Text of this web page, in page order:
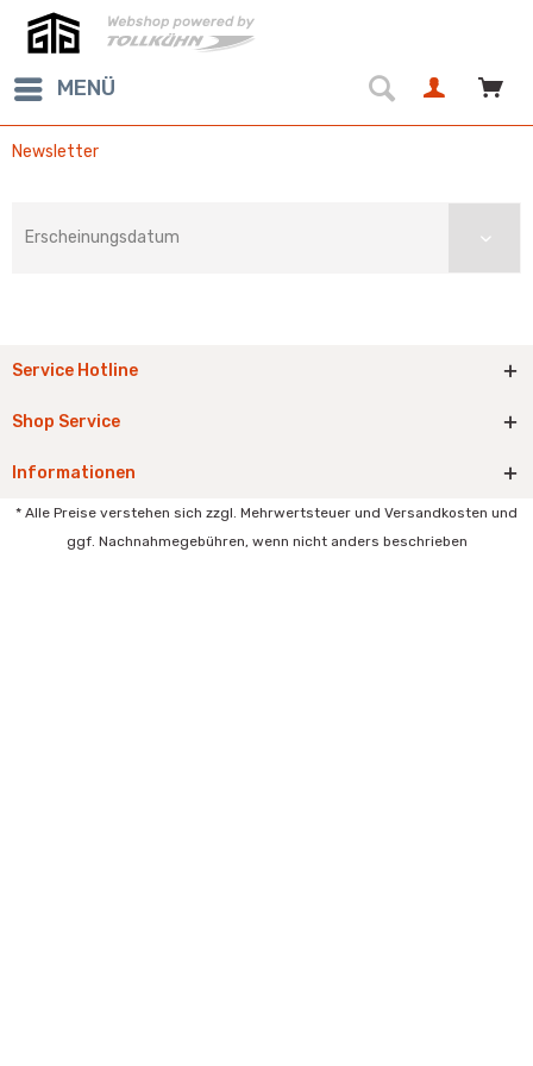
MENÜ
Newsletter
Service Hotline
Shop Service
Informationen
* Alle Preise verstehen sich zzgl. Mehrwertsteuer und Versandkosten und
ggf. Nachnahmegebühren, wenn nicht anders beschrieben